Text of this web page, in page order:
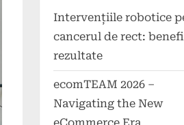
Intervențiile robotice
cancerul de rect:
rezultate
ecomTEAM 2026 –
Navigating the New